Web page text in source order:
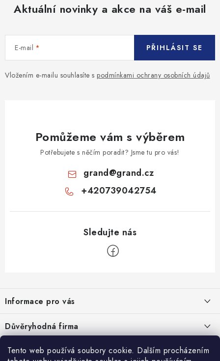
Tento web používá soubory cookie. Dalším procházením
Aktuální novinky a akce na váš e-mail
E-mail
Vložením e-mailu souhlasíte s podmínkami ochrany osobních údajů
PŘIHLÁSIT SE
Pomůžeme vám s výběrem
Potřebujete s něčím poradit? Jsme tu pro vás!
grand@grand.cz
+420739042754
p
a
t
Informace pro vás
Velkoobchod
Kontakty
Důvěryhodná firma
Ověřeno zákazníky